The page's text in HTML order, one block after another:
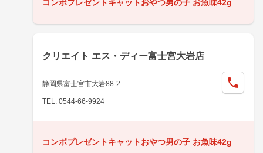
コンボプレゼントキャットおやつ男の子 お魚味42g
クリエイト エス・ディー富士宮大岩店
静岡県富士宮市大岩88-2
TEL: 0544-66-9924
コンボプレゼントキャットおやつ男の子 お魚味42g